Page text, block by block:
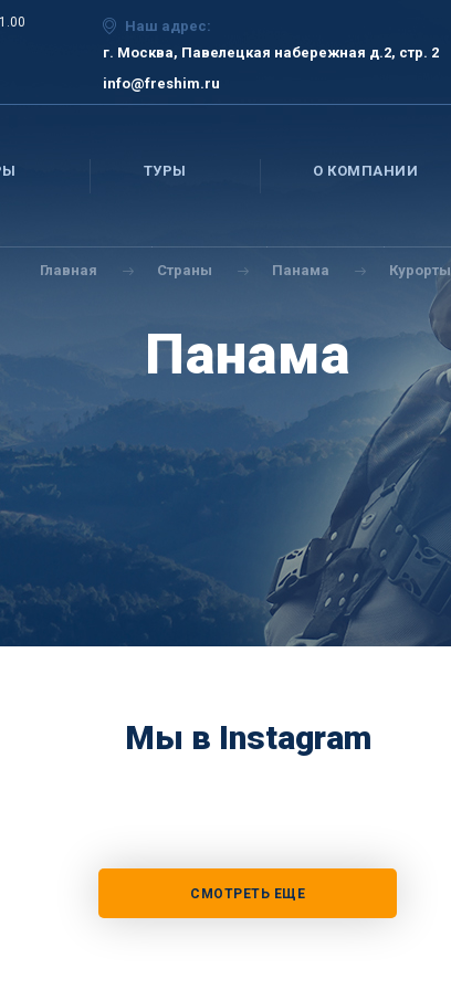
Наш адрес:
г. Москва, Павелецкая набережная д.2, стр. 2
info@freshim.ru
ТУРЫ О КОМПАНИИ
Главная Страны Панама Курорты
Панама
Мы в Instagram
СМОТРЕТЬ ЕЩЕ